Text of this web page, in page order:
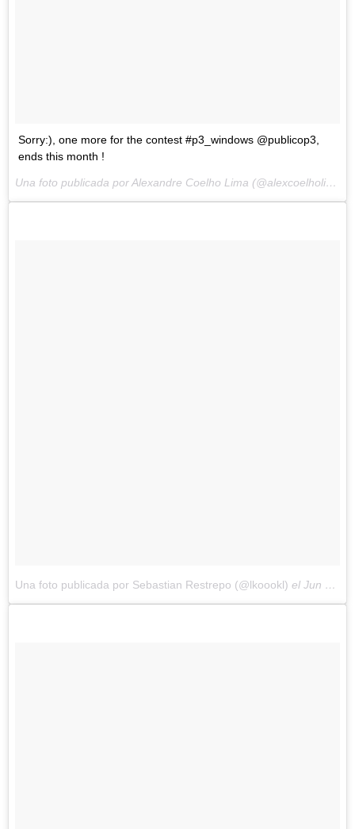
Sorry:), one more for the contest #p3_windows @publicop3,
ends this month !
Una foto publicada por Alexandre Coelho Lima (@alexcoelholima) el
Una foto publicada por Sebastian Restrepo (@lkoookl) el Jun 6, 2014 at 2:29 PDT